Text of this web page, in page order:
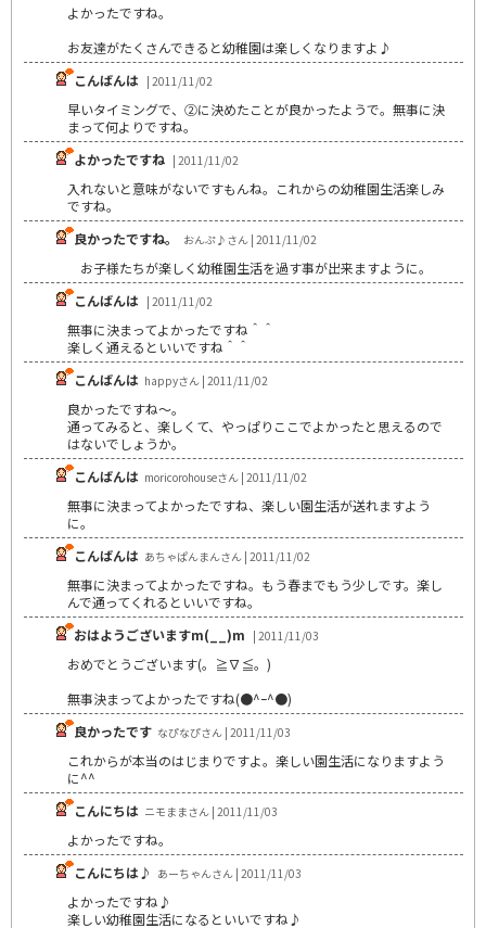
よかったですね。
お友達がたくさんできると幼稚園は楽しくなりますよ♪
こんばんは | 2011/11/02
早いタイミングで、②に決めたことが良かったようで。無事に決
まって何よりですね。
よかったですね | 2011/11/02
入れないと意味がないですもんね。これからの幼稚園生活楽しみ
ですね。
良かったですね。
おんぷ♪さん | 2011/11/02
お子様たちが楽しく幼稚園生活を過す事が出来ますように。
こんばんは | 2011/11/02
無事に決まってよかったですね＾＾
楽しく通えるといいですね＾＾
こんばんは happyさん | 2011/11/02
良かったですね～。
通ってみると、楽しくて、やっぱりここでよかったと思えるので
はないでしょうか。
こんばんは moricorohouseさん | 2011/11/02
無事に決まってよかったですね、楽しい園生活が送れますよう
に。
こんばんは あちゃぱんまんさん | 2011/11/02
無事に決まってよかったですね。もう春までもう少しです。楽し
んで通ってくれるといいですね。
おはようございますm(__)m | 2011/11/03
おめでとうございます(。≧∇≦。)
無事決まってよかったですね(●^ｰ^●)
良かったです なぴなぴさん | 2011/11/03
これからが本当のはじまりですよ。楽しい園生活になりますよう
に^^
こんにちは ニモままさん | 2011/11/03
よかったですね。
こんにちは♪ あーちゃんさん | 2011/11/03
よかったですね♪
楽しい幼稚園生活になるといいですね♪